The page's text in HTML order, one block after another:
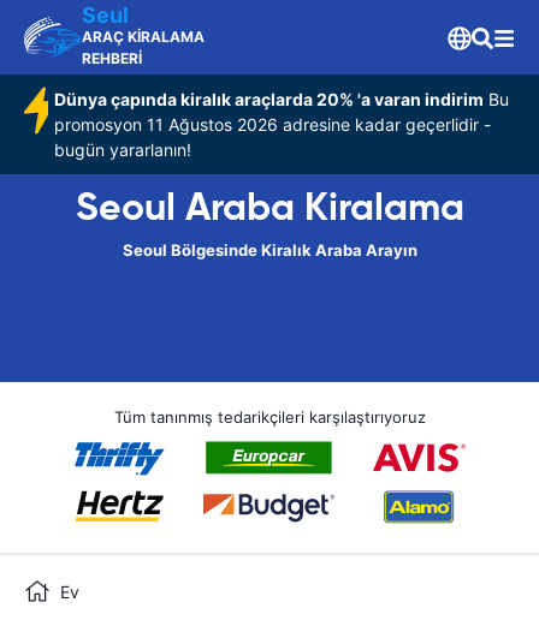
Seul
ARAÇ KİRALAMA
REHBERİ
Dünya çapında kiralık araçlarda 20% 'a varan indirim Bu
promosyon 11 Ağustos 2026 adresine kadar geçerlidir -
bugün yararlanın!
Seoul Araba Kiralama
Seoul Bölgesinde Kiralık Araba Arayın
Tüm tanınmış tedarikçileri karşılaştırıyoruz
Ev